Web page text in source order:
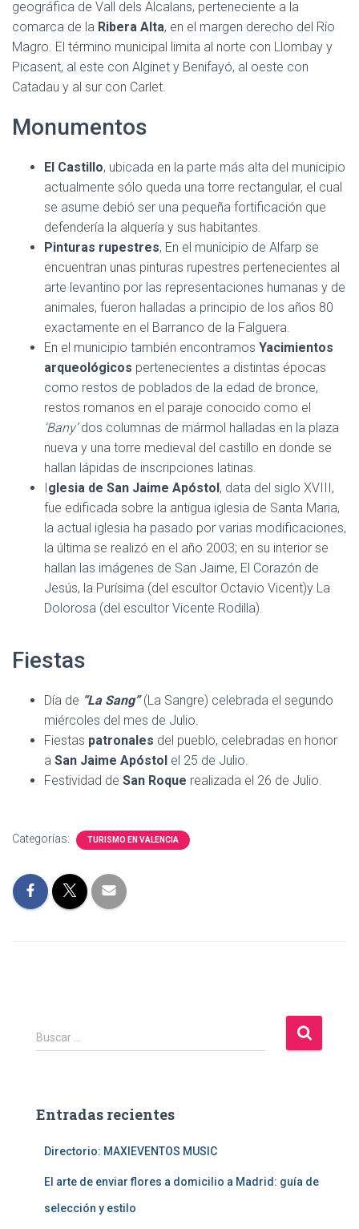
geográfica de Vall dels Alcalans, perteneciente a la
comarca de la Ribera Alta, en el margen derecho del Río
Magro. El término municipal limita al norte con Llombay y
Picasent, al este con Alginet y Benifayó, al oeste con
Catadau y al sur con Carlet.
Monumentos
El Castillo, ubicada en la parte más alta del municipio
actualmente sólo queda una torre rectangular, el cual
se asume debió ser una pequeña fortificación que
defendería la alquería y sus habitantes.
Pinturas rupestres, En el municipio de Alfarp se
encuentran unas pinturas rupestres pertenecientes al
arte levantino por las representaciones humanas y de
animales, fueron halladas a principio de los años 80
exactamente en el Barranco de la Falguera.
En el municipio también encontramos Yacimientos
arqueológicos pertenecientes a distintas épocas
como restos de poblados de la edad de bronce,
restos romanos en el paraje conocido como el
‘Bany’dos columnas de mármol halladas en la plaza
nueva y una torre medieval del castillo en donde se
hallan lápidas de inscripciones latinas.
Iglesia de San Jaime Apóstol, data del siglo XVIII,
fue edificada sobre la antigua iglesia de Santa Maria,
la actual iglesia ha pasado por varias modificaciones,
la última se realizó en el año 2003; en su interior se
hallan las imágenes de San Jaime, El Corazón de
Jesús, la Purísima (del escultor Octavio Vicent)y La
Dolorosa (del escultor Vicente Rodilla).
Fiestas
Día de “La Sang”(La Sangre) celebrada el segundo
miércoles del mes de Julio.
Fiestas patronales del pueblo, celebradas en honor
a San Jaime Apóstol el 25 de Julio.
Festividad de San Roque realizada el 26 de Julio.
Categorías: TURISMO EN VALENCIA
B
u
r
Buscar …
Entradas recientes
Directorio: MAXIEVENTOS MUSIC
El arte de enviar flores a domicilio a Madrid: guía de
selección y estilo